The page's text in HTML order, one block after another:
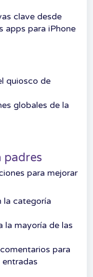
clave desde
apps para iPhone
quiosco de
globales de la
padres
para mejorar
la categoría
la mayoría de las
para